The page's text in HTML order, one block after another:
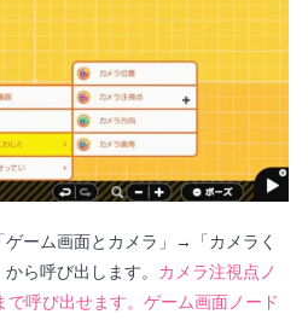
ーム画面とカメラ」→「カメラく
ら呼び出します。 カメラ注視点ノ
呼び出せます。ゲーム画面ノード